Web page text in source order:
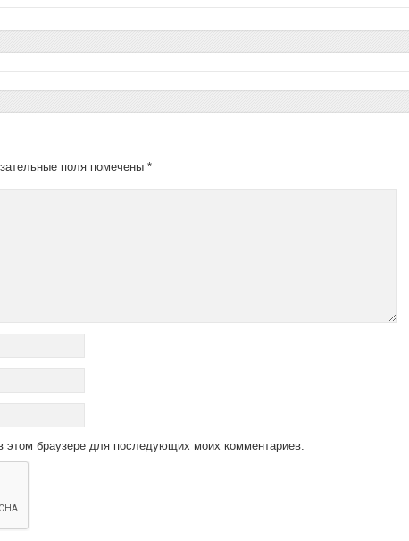
поля помечены *
браузере для последующих моих комментариев.